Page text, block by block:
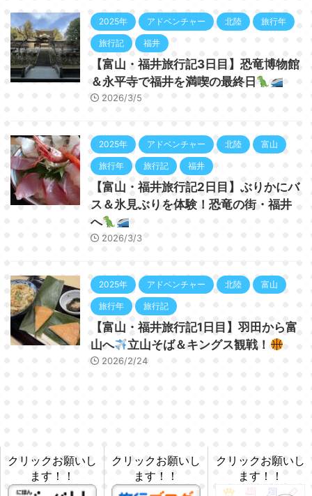
2025年 アドベンチャー 北陸 旅行年
旅行記 福井
【富山・福井旅行記3日目】恐竜博物館
＆永平寺で福井を満喫の最終日
2026/3/5
2025年 アドベンチャー 北陸 富山
旅行年 旅行記 福井
【富山・福井旅行記2日目】ぶりかにバ
ス＆氷見ぶりを体験！恐竜の街・福井
へ
2026/3/3
2025年 アドベンチャー 北陸 富山
旅行年 旅行記
【富山・福井旅行記1日目】羽田から富
山へ
立山そば＆キングス観戦！
2026/2/24
クリックお願いし
ます！！
クリックお願いし
ます！！
クリックお願いし
ます！！